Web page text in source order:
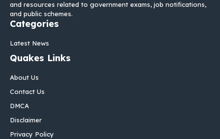
and resources related to government exams, job notifications,
and public schemes.
Categories
Latest News
Quakes Links
About Us
Contact Us
DMCA
Disclaimer
Privacy Policy